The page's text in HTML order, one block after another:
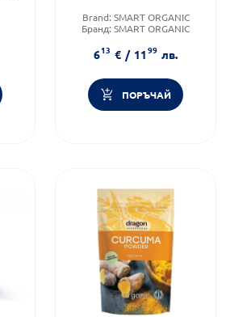
Brand: SMART ORGANIC
Бранд: SMART ORGANIC
613 € / 1199 лв.
ПОРЪЧАЙ